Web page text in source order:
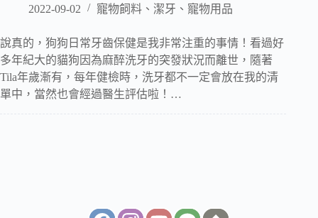
2022-09-02 寵物飼料、潔牙、寵物用品
說真的，狗狗日常牙齒保健是我非常注重的事情！看過好
多年紀大的貓狗因為麻醉洗牙的突發狀況而離世，隨著
Tila年歲漸有，每年健檢時，洗牙都不一定會放在我的清
單中，當然也會經過醫生評估啦！…